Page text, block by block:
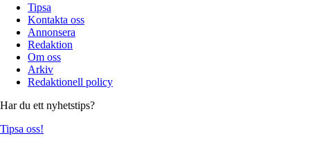
Tipsa
Kontakta oss
Annonsera
Redaktion
Om oss
Arkiv
Redaktionell policy
Har du ett nyhetstips?
Tipsa oss!